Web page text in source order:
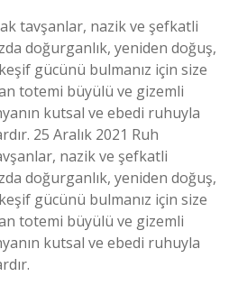
tavşanlar, nazik ve şefkatli
doğurganlık, yeniden doğuş,
gücünü bulmanız için size
totemi büyülü ve gizemli
kutsal ve ebedi ruhuyla
25 Aralık 2021 Ruh
nazik ve şefkatli
doğurganlık, yeniden doğuş,
gücünü bulmanız için size
totemi büyülü ve gizemli
kutsal ve ebedi ruhuyla